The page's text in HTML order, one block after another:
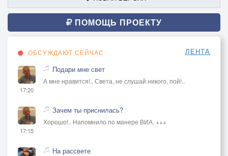
ПОМОЩЬ ПРОЕКТУ
ОБСУЖДАЮТ СЕЙЧАС ЛЕНТА
17:20
Подари мне свет
А мне нравится!.. Света, не слушай никого, пой!..
17:15
Зачем ты приснилась?
Хорошо!.. Напомнило по манере ВИА. +++
На рассвете